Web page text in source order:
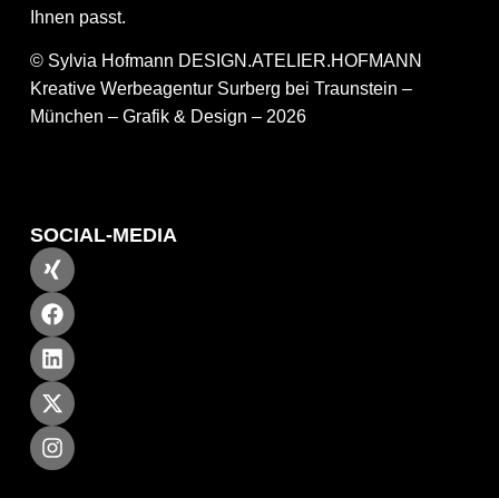
Ihnen passt.
© Sylvia Hofmann DESIGN.ATELIER.HOFMANN
Kreative Werbeagentur Surberg bei Traunstein –
München – Grafik & Design – 2026
SOCIAL-MEDIA